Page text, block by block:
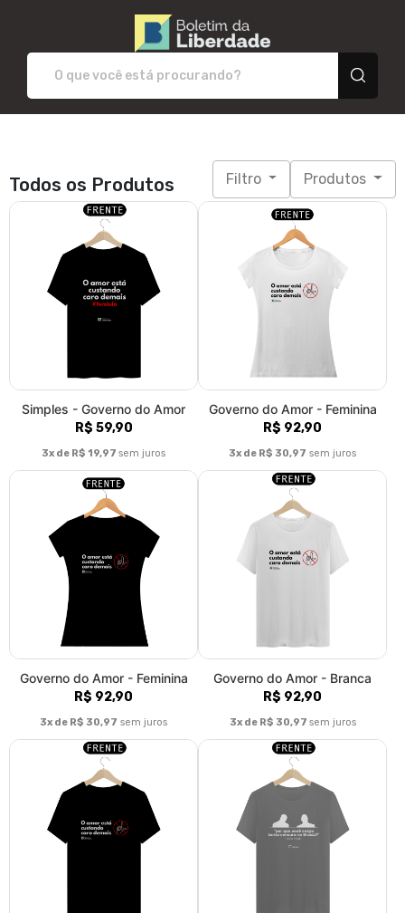
Todos os Produtos Filtro Produtos
Simples - Governo do Amor
R$ 59,90
3x de R$ 19,97 sem juros
Governo do Amor - Feminina
R$ 92,90
3x de R$ 30,97 sem juros
Governo do Amor - Feminina
R$ 92,90
3x de R$ 30,97 sem juros
Governo do Amor - Branca
R$ 92,90
3x de R$ 30,97 sem juros